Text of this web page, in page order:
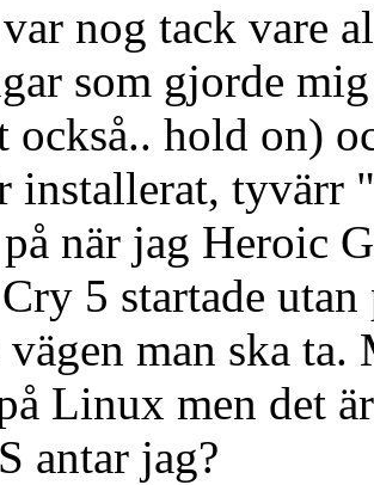
nog tack vare
som gjorde
också.. hold on)
installerat,
när jag Heroic
5 startade
man ska ta.
Linux men det
antar jag?